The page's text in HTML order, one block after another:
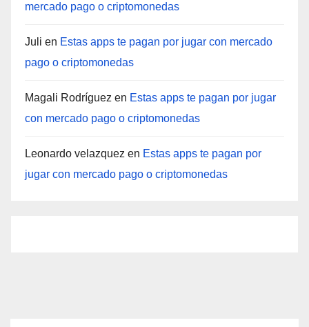
mercado pago o criptomonedas
Juli en Estas apps te pagan por jugar con mercado
pago o criptomonedas
Magali Rodríguez en Estas apps te pagan por jugar
con mercado pago o criptomonedas
Leonardo velazquez en Estas apps te pagan por
jugar con mercado pago o criptomonedas